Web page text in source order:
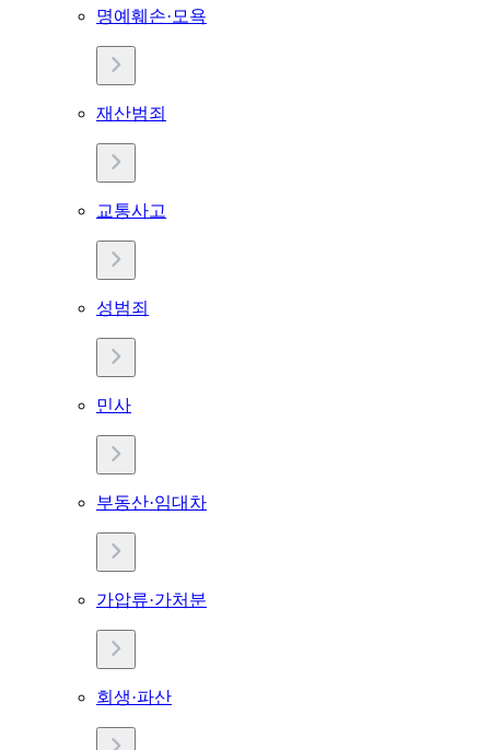
명예훼손·모욕
재산범죄
교통사고
성범죄
민사
부동산·임대차
가압류·가처분
회생·파산